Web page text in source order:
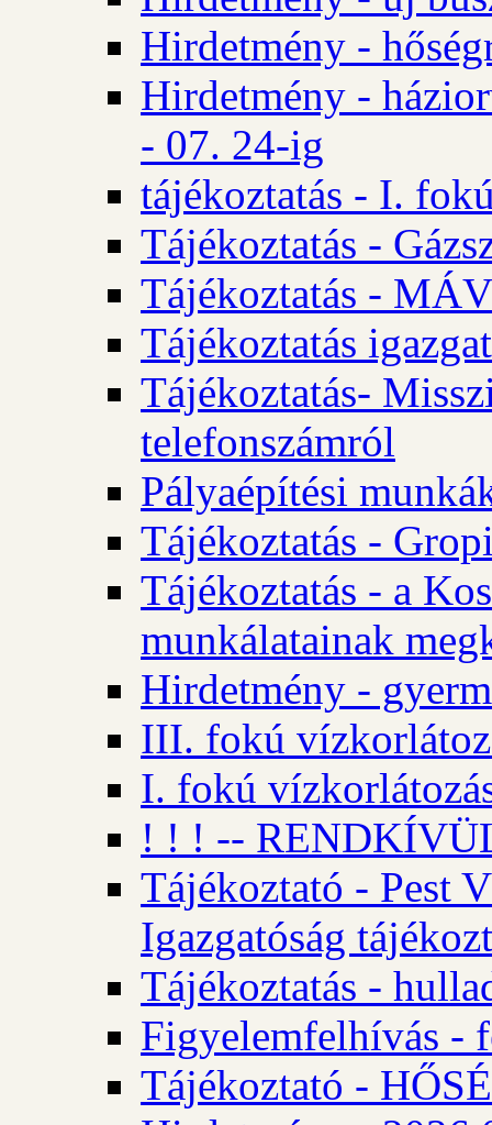
Hirdetmény -
Hirdetmény -
- 07. 24-ig
tájékoztatás - I.
Tájékoztatás -
Tájékoztatás -
Tájékoztatás
Tájékoztatás-
telefonszámról
Pályaépítési
Tájékoztatás -
Tájékoztatás - a
munkálatainak
Hirdetmény -
III. fokú
I. fokú
! ! ! --
Tájékoztató - Pest
Igazgatóság
Tájékoztatás -
Figyelemfelhívás -
Tájékoztató -